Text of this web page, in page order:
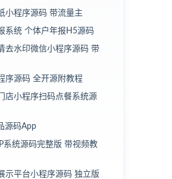
小程序源码 带流量主
系统 个体户年报H5源码
去水印微信小程序源码 带
序源码 全开源附教程
店小程序扫码点餐系统源
源码App
系统源码完整版 带视频教
示平台小程序源码 独立版